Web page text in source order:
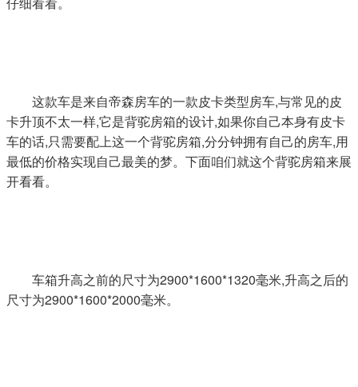
这款车是来自帝森房车的一款皮卡类型房车,与常见的皮
卡升顶不太一样,它是背驼房箱的设计,如果你自己本身有皮卡
车的话,只需要配上这一个背驼房箱,分分钟拥有自己的房车,用
最低的价格实现自己最美的梦。下面咱们就这个背驼房箱来展
开看看。
车箱升高之前的尺寸为2900*1600*1320毫米,升高之后的
尺寸为2900*1600*2000毫米。